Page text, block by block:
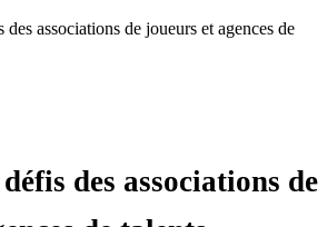
associations de joueurs et agences de
des associations de